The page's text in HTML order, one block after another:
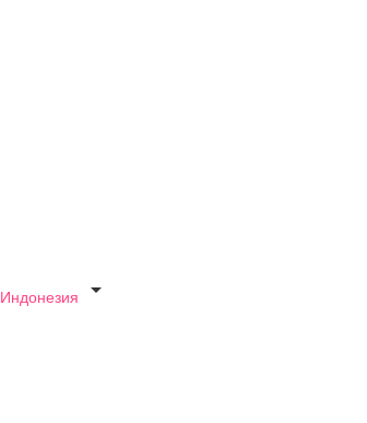
Индонезия
